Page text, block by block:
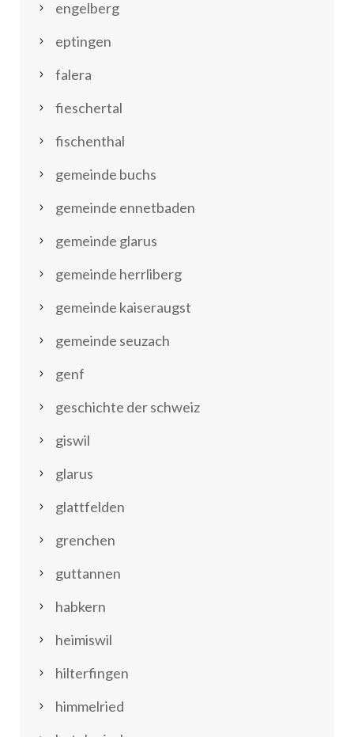
engelberg
eptingen
falera
fieschertal
fischenthal
gemeinde buchs
gemeinde ennetbaden
gemeinde glarus
gemeinde herrliberg
gemeinde kaiseraugst
gemeinde seuzach
genf
geschichte der schweiz
giswil
glarus
glattfelden
grenchen
guttannen
habkern
heimiswil
hilterfingen
himmelried